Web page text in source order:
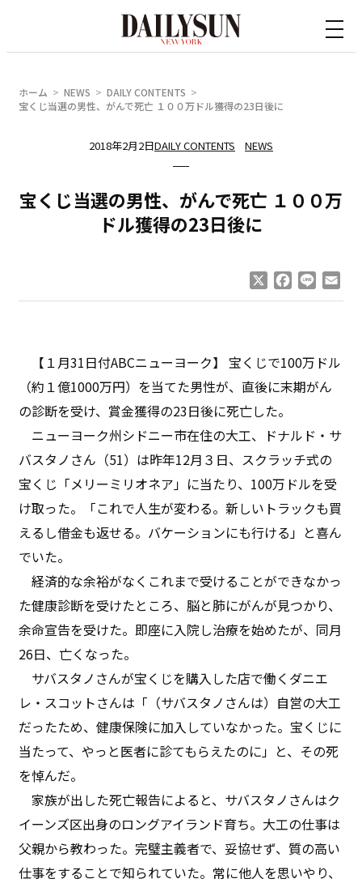
ホーム NEWS
DAILY CONTENTS
宝くじ当選の男性、がんで死亡 １００万ドル獲得の23日後に
2018年2月2日DAILY CONTENTS NEWS
宝くじ当選の男性、がんで死亡 １００万
ドル獲得の23日後に
Facebook
Line
【１月31日付ABCニューヨーク】 宝くじで100万ドル
（約１億1000万円）を当てた男性が、直後に末期がん
の診断を受け、賞金獲得の23日後に死亡した。
ニューヨーク州シドニー市在住の大工、ドナルド・サ
バスタノさん（51）は昨年12月３日、スクラッチ式の
宝くじ「メリーミリオネア」に当たり、100万ドルを受
け取った。「これで人生が変わる。新しいトラックも買
えるし借金も返せる。バケーションにも行ける」と喜ん
でいた。
経済的な余裕がなくこれまで受けることができなかっ
た健康診断を受けたところ、脳と肺にがんが見つかり、
余命宣告を受けた。即座に入院し治療を始めたが、同月
26日、亡くなった。
サバスタノさんが宝くじを購入した店で働くダニエ
レ・スコットさんは「（サバスタノさんは）自営の大工
だったため、健康保険に加入していなかった。宝くじに
当たって、やっと医者に診てもらえたのに」と、その死
を悼んだ。
家族が出した死亡報告によると、サバスタノさんはク
イーンズ区出身のロングアイランド育ち。大工の仕事は
父親から教わった。完璧主義者で、妥協せず、質の高い
仕事をすることで知られていた。常に他人を思いやり、